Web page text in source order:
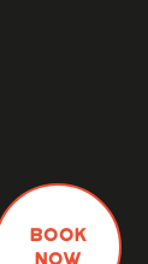
BOOK
NOW